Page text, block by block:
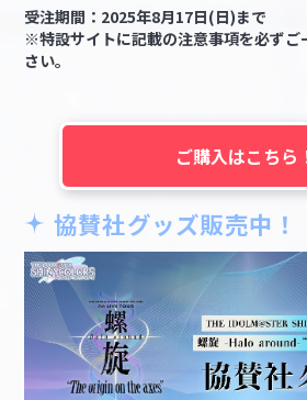
受注期間：2025年8月17日(日)まで
※特設サイトに記載の注意事項を必ずご
さい。
ご購入はこちら
協賛社グッズ販売中！